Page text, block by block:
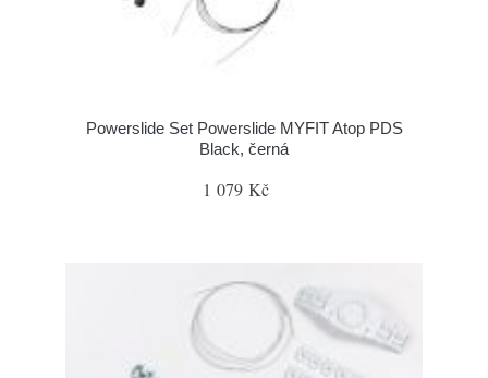
Powerslide Set Powerslide MYFIT Atop PDS
Black, černá
1 079 Kč